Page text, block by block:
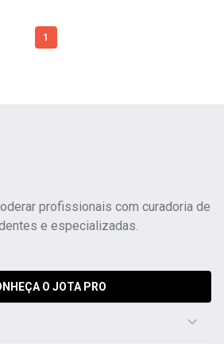
1
profissionais com curadoria de
e especializadas.
O JOTA PRO